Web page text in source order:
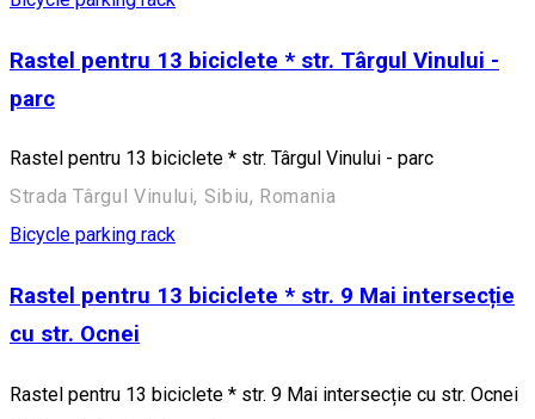
Rastel pentru 13 biciclete * str. Târgul Vinului -
parc
Rastel pentru 13 biciclete * str. Târgul Vinului - parc
Strada Târgul Vinului, Sibiu, Romania
Bicycle parking rack
Rastel pentru 13 biciclete * str. 9 Mai intersecție
cu str. Ocnei
Rastel pentru 13 biciclete * str. 9 Mai intersecție cu str. Ocnei